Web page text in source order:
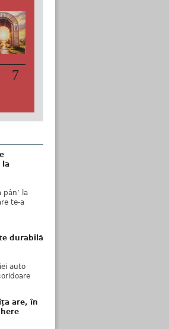
7
la
pân’ la
te-a
durabilă
auto
are, în